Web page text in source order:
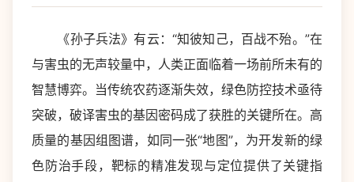
《孙子兵法》有云：“知彼知己，百战不殆。”在
与害虫的无声较量中，人类正面临着一场前所未有的
智慧博弈。当传统农药逐渐失效，绿色防控技术亟待
突破，破译害虫的基因密码成了获胜的关键所在。高
质量的基因组图谱，如同一张“地图”，为开发新的绿
色防治手段，靶标的精准发现与定位提供了关键指